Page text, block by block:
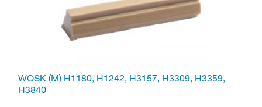
WOSK (M) H1180, H1242, H3157, H3309, H3359,
H3840